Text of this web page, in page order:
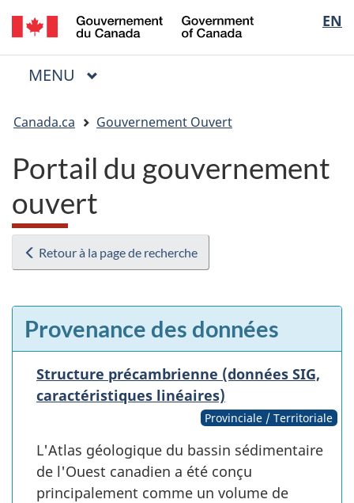
Passer
au
contenu
Passer
à
« Au
Passer
à
la
EN
of
Menu
MENU PRINCIPAL
êtes
ici
Canada.ca Gouvernement Ouvert
Portail du gouvernement
ouvert
Retour à la page de recherche
Provenance des données
Structure précambrienne (données SIG,
caractéristiques linéaires)
Provinciale / Territoriale
L'Atlas géologique du bassin sédimentaire
de l'Ouest canadien a été conçu
principalement comme un volume de